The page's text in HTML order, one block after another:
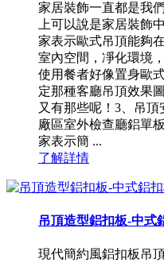
家居裝飾一直都是我
上可以說是家居裝飾
家表示歐式吊頂能夠
室內空間，凈化環境
使用餐者好像置身歐
定那種客廳吊頂效果
又有那些呢！3、吊頂
廠區室外檢查廳鋁單
家表示簡 ...
了解詳情
吊頂造型鋁扣板-中式
現代簡約風鋁扣板吊